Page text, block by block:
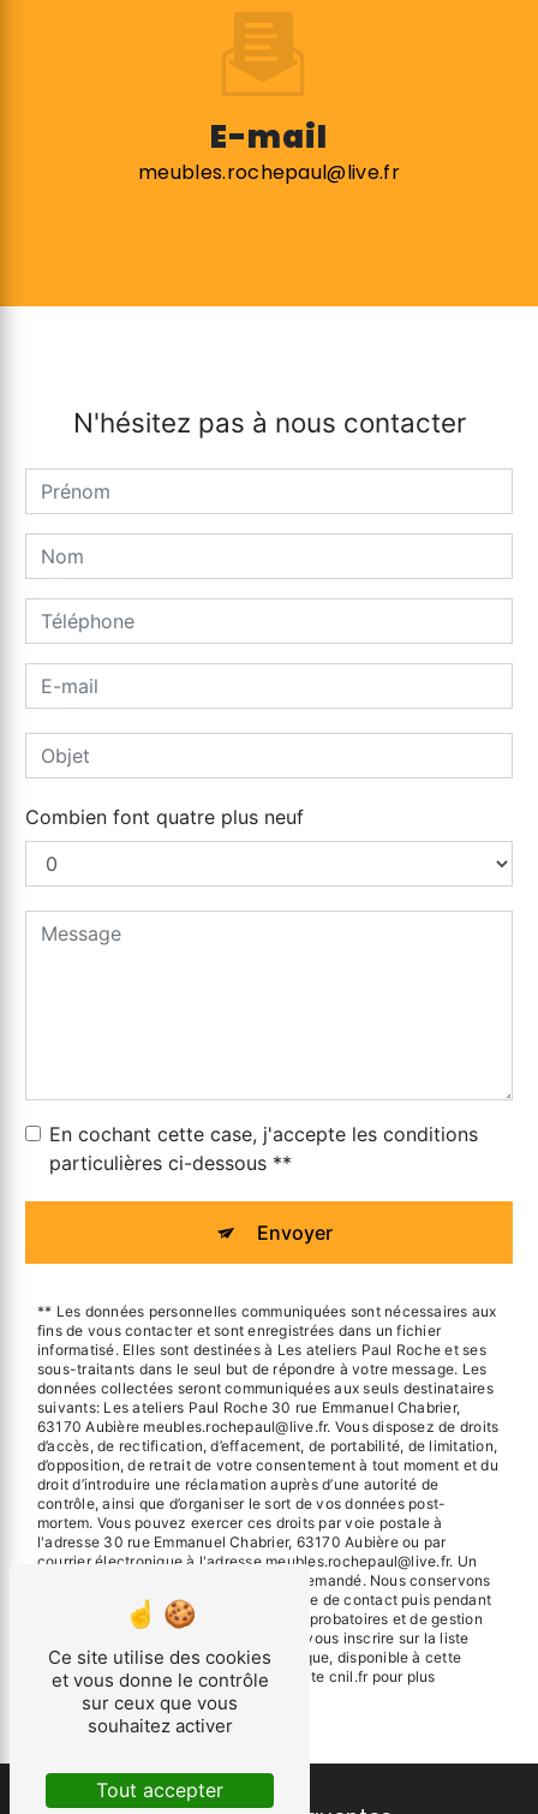
E-mail
meubles.rochepaul@live.fr
N'hésitez pas à nous contacter
Combien font quatre plus neuf
En cochant cette case, j'accepte les conditions
particulières ci-dessous **
Envoyer
** Les données personnelles communiquées sont nécessaires aux
fins de vous contacter et sont enregistrées dans un fichier
informatisé. Elles sont destinées à Les ateliers Paul Roche et ses
sous-traitants dans le seul but de répondre à votre message. Les
données collectées seront communiquées aux seuls destinataires
suivants: Les ateliers Paul Roche 30 rue Emmanuel Chabrier,
63170 Aubière meubles.rochepaul@live.fr. Vous disposez de droits
d’accès, de rectification, d’effacement, de portabilité, de limitation,
d’opposition, de retrait de votre consentement à tout moment et du
droit d’introduire une réclamation auprès d’une autorité de
contrôle, ainsi que d’organiser le sort de vos données post-
mortem. Vous pouvez exercer ces droits par voie postale à
l'adresse 30 rue Emmanuel Chabrier, 63170 Aubière ou par
courrier électronique à l'adresse meubles.rochepaul@live.fr. Un
justificatif d'identité pourra vous être demandé. Nous conservons
vos données pendant la période de prise de contact puis pendant
la durée de prescription légale aux fins probatoires et de gestion
des contentieux. Vous avez le droit de vous inscrire sur la liste
d'opposition au démarchage téléphonique, disponible à cette
adresse: Bloctel.gouv.fr. Consultez le site cnil.fr pour plus
d’informations sur vos droits.
Ce site utilise des cookies
et vous donne le contrôle
sur ceux que vous
souhaitez activer
Tout accepter